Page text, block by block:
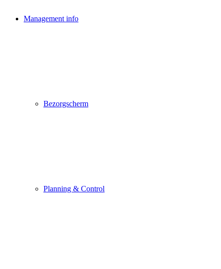
Management info
Bezorgscherm
Planning & Control